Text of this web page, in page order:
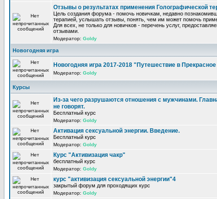
Отзывы о результатах применения Голографической
Цель создания форума - помочь новичкам, недавно
терапией, услышать отзывы, понять, чем им может помочь
Для всех, не только для новичков - перечень услуг,
отзывами.
Модератор: Goldy
Новогодняя игра
Новогодняя игра 2017-2018 "Путешествие в
Модератор: Goldy
Курсы
Из-за чего разрушаются отношения с мужчинами.
не говорят.
Бесплатный курс
Модератор: Goldy
Активация сексуальной энергии. Введение.
Бесплатный курс
Модератор: Goldy
Курс "Активизация чакр"
бесплатный курс
Модератор: Goldy
курс "активизация сексуальной энергии"4
закрытый форум для проходящих курс
Модератор: Goldy